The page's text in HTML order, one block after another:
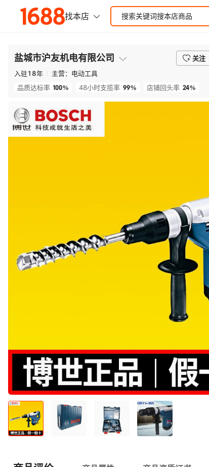
盐城市沪友机电有限公司 关注
入驻18年 主营： 电动工具
品质达标率 100% 48小时支揽率 99% 店铺回头率 24%